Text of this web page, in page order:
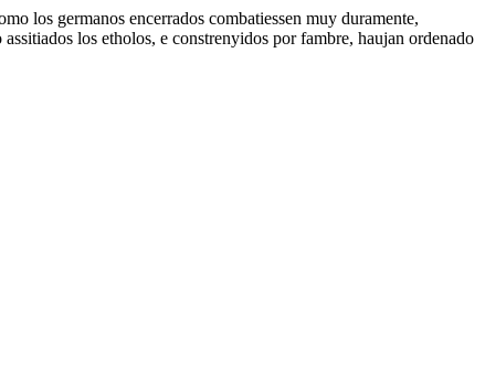
los germanos encerrados combatiessen muy duramente,
los etholos, e constrenyidos por fambre, haujan ordenado